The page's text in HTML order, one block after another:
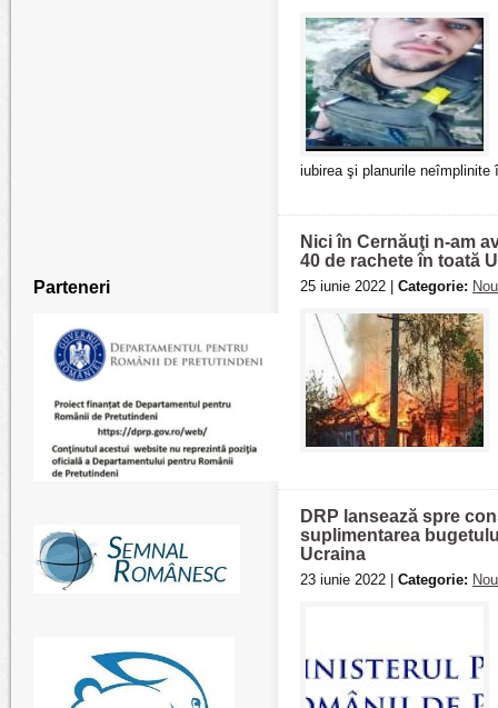
Parteneri
iubirea şi planurile neîmplinite
Nici în Cernăuţi n-am
40 de rachete în toată
25 iunie 2022 | Categorie:
DRP lansează spre
suplimentarea
Ucraina
23 iunie 2022 | Categorie: